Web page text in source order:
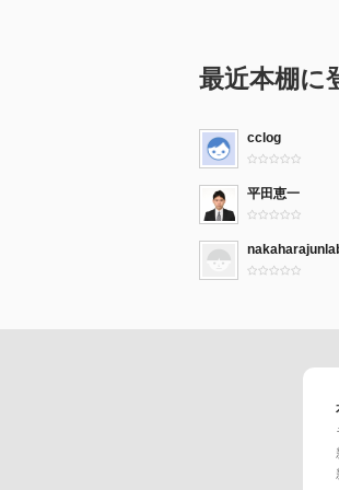
最近本棚に
cclog
平田恵一